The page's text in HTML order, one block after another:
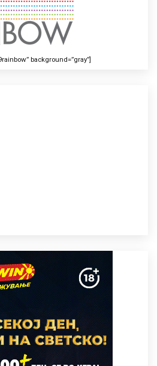
background=”gray”]